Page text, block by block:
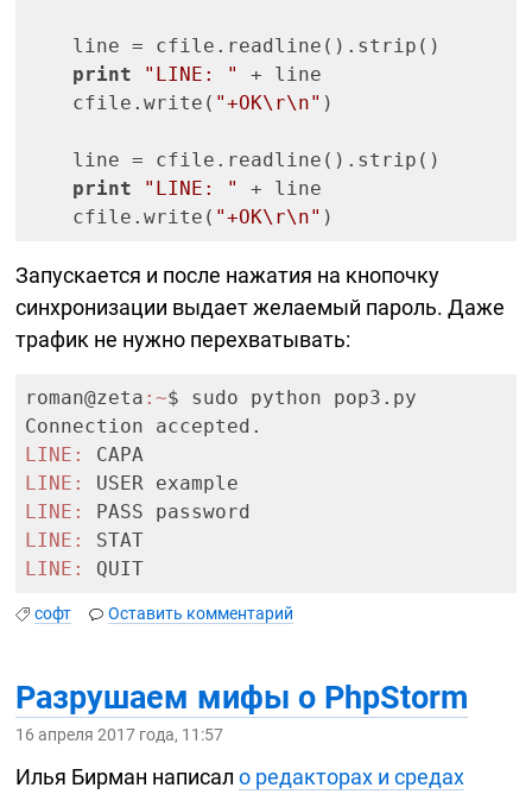
    line = cfile.readline().strip()
print
"LINE: "
+ line
    cfile.write(
"+OK\r\n" )
    line = cfile.readline().strip()
print
"LINE: "
+ line
    cfile.write(
"+OK\r\n"
Запускается и после нажатия на кнопочку
синхронизации выдает желаемый пароль. Даже
трафик не нужно перехватывать:
roman@zeta :~$ sudo python pop3.py
LINE:
LINE:
LINE:
LINE:
LINE:
софт Оставить комментарий
Разрушаем мифы о PhpStorm
16 апреля 2017 года, 11:57
Илья Бирман написало редакторах и средах